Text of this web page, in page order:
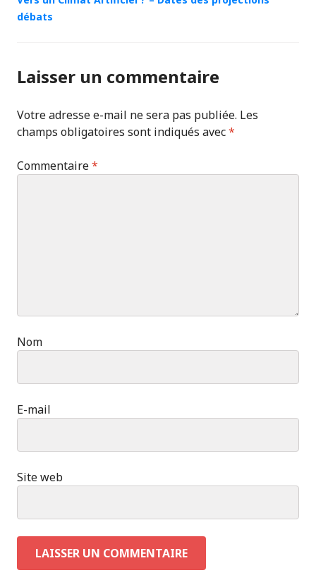
débats
Laisser un commentaire
Votre adresse e-mail ne sera pas publiée. Les
champs obligatoires sont indiqués avec*
Commentaire*
Nom
E-mail
Site web